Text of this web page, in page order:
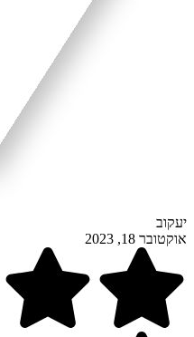
יעקוב
אוקטובר 18, 2023